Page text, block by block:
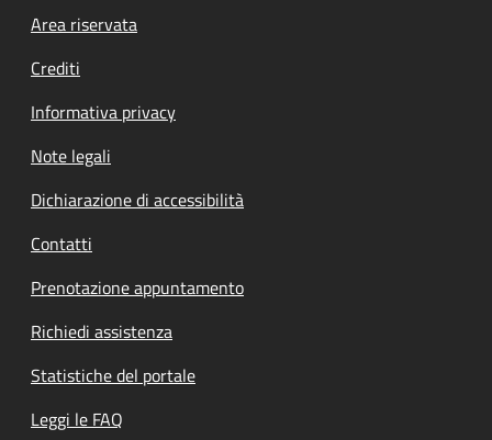
Footer menu
Area riservata
Crediti
Informativa privacy
Note legali
Dichiarazione di accessibilità
Contatti
Prenotazione appuntamento
Richiedi assistenza
Statistiche del portale
Leggi le FAQ